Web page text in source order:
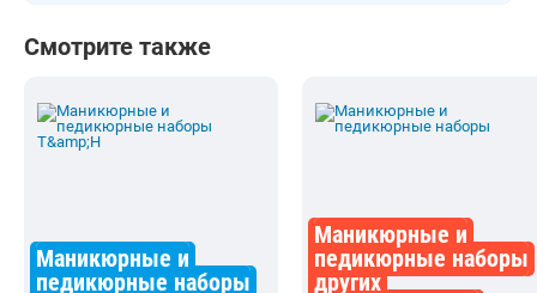
Смотрите также
Маникюрные и
педикюрные наборы
Маникюрные и
педикюрные наборы
других